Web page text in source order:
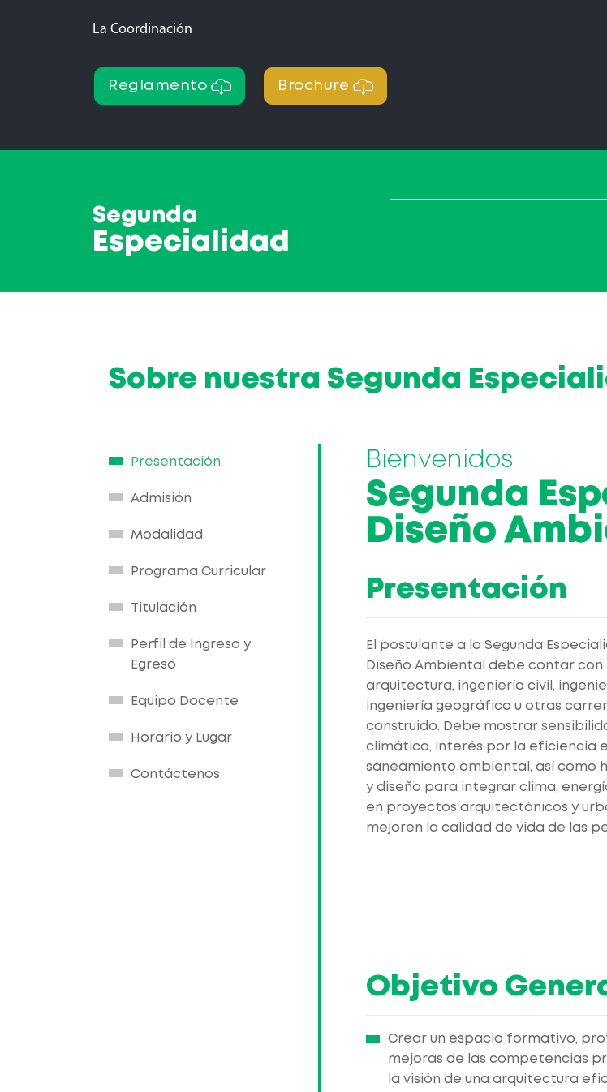
La Coordinación
Reglamento Brochure
Segunda
Especialidad
Sobre nuestra Segunda
Presentación
Admisión
Modalidad
Programa Curricular
Titulación
Perfil de Ingreso y
Egreso
Equipo Docente
Horario y Lugar
Contáctenos
Bienvenidos
Segunda
Diseño
Presentación
El postulante a la Segunda
Diseño Ambiental debe contar
arquitectura, ingeniería civil,
ingeniería geográfica u otras
construido. Debe mostrar
climático, interés por la eficiencia
saneamiento ambiental, así como
y diseño para integrar clima,
en proyectos arquitectónicos y
mejoren la calidad de vida de las
Objetivo
Crear un espacio formativo,
mejoras de las competencias
la visión de una arquitectura